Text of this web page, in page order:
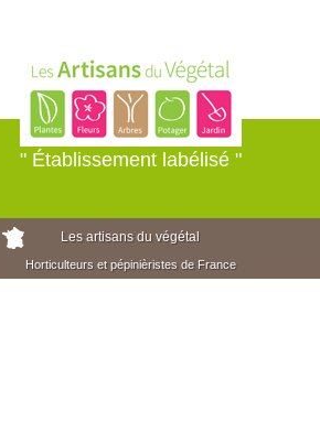
" Établissement labélisé "
Les artisans du végétal
Horticulteurs et pépinièristes de France